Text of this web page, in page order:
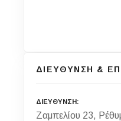
ΔΙΕΥΘΥΝΣΗ &
ΔΙΕΥΘΥΝΣΗ
Ζαμπελίου 23,